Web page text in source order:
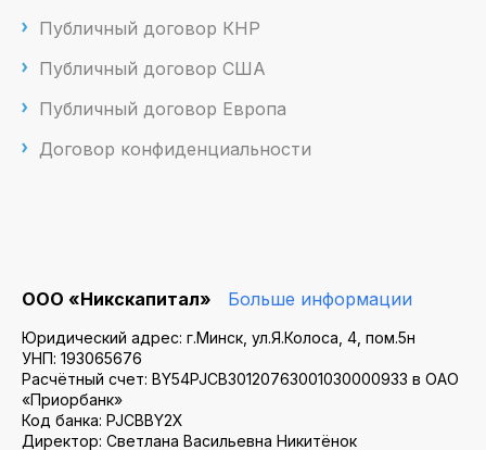
Публичный договор КНР
Публичный договор США
Публичный договор Европа
Договор конфиденциальности
ООО «Никскапитал» Больше информации
Юридический адрес: г.Минск, ул.Я.Колоса, 4, пом.5н
УНП: 193065676
Расчётный счет: BY54PJCB30120763001030000933 в ОАО
«Приорбанк»
Код банка: PJCBBY2X
Директор: Светлана Васильевна Никитёнок